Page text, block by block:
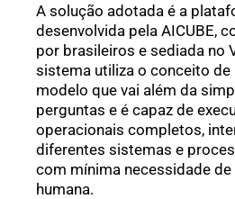
A solução adotada é a
desenvolvida pela AICUBE,
por brasileiros e sediada no
sistema utiliza o conceito de
modelo que vai além da
perguntas e é capaz de
operacionais completos,
diferentes sistemas e
com mínima necessidade de
humana.